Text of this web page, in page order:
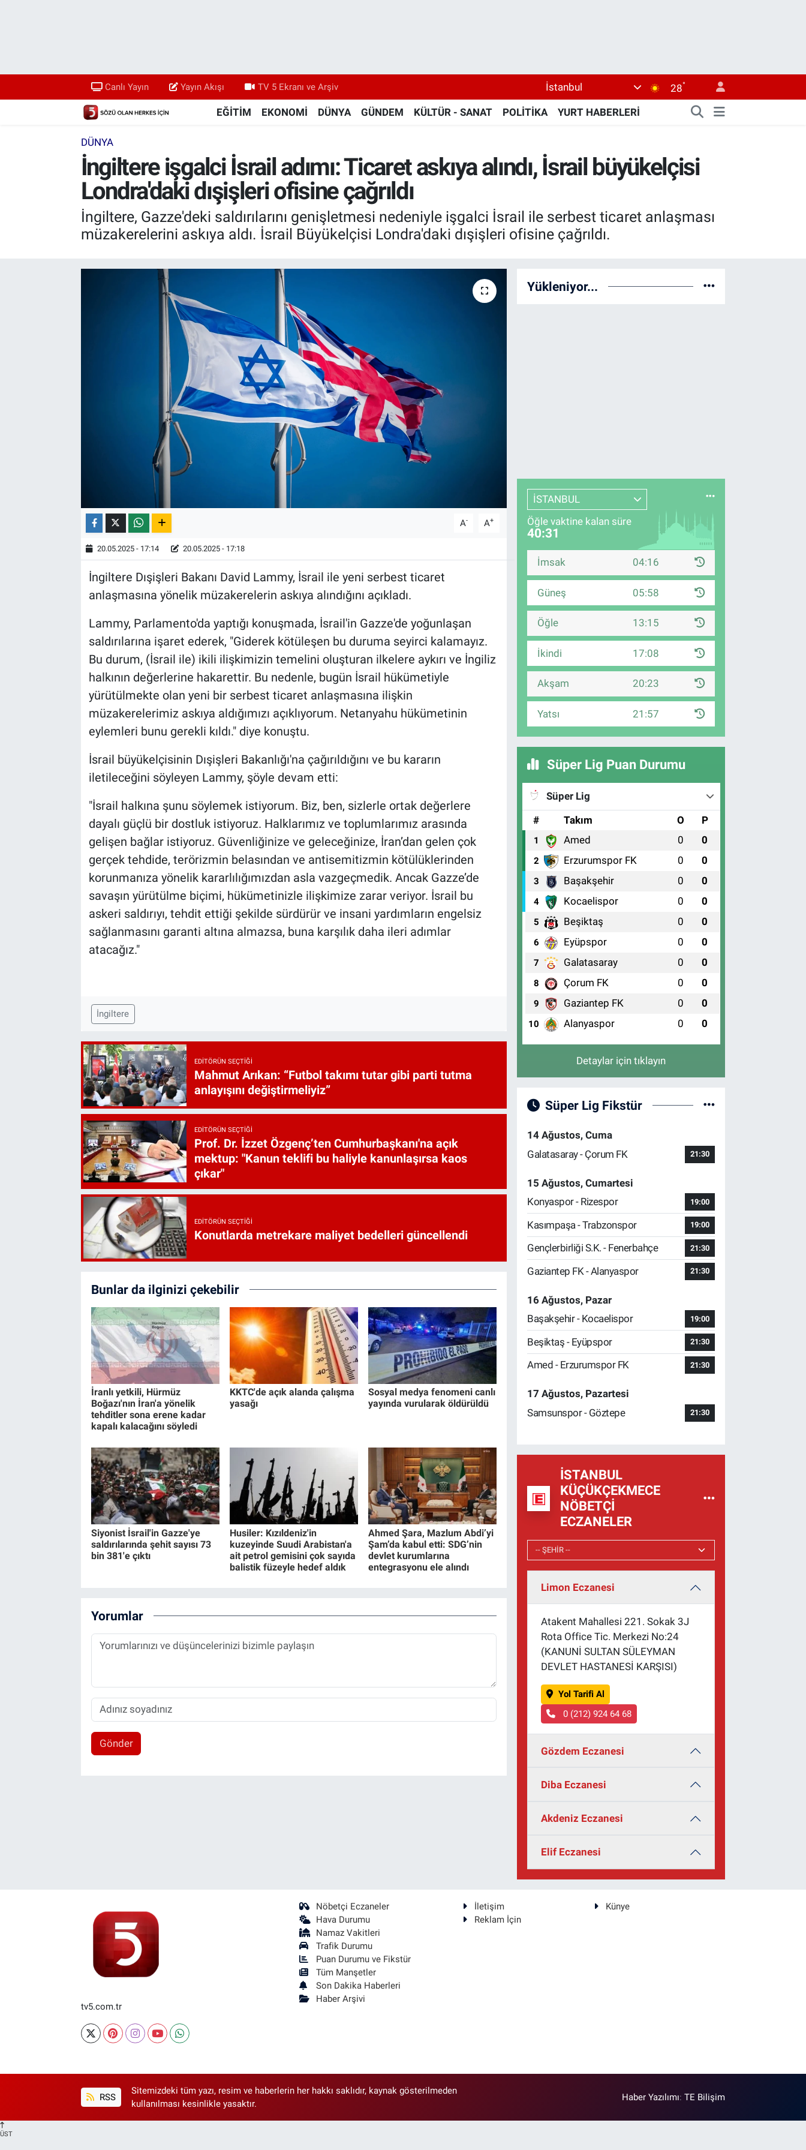
Canlı Yayın Yayın Akışı TV 5 Ekranı ve Arşiv İstanbul 28°
EĞİTİM EKONOMİ DÜNYA GÜNDEM KÜLTÜR - SANAT POLİTİKA YURT HABERLERİ
DÜNYA
İngiltere işgalci İsrail adımı: Ticaret askıya alındı, İsrail büyükelçisi
Londra'daki dışişleri ofisine çağrıldı
İngiltere, Gazze'deki saldırılarını genişletmesi nedeniyle işgalci İsrail ile serbest ticaret anlaşması
müzakerelerini askıya aldı. İsrail Büyükelçisi Londra'daki dışişleri ofisine çağrıldı.
A- A+
20.05.2025 - 17:14 20.05.2025 - 17:18
İngiltere Dışişleri Bakanı David Lammy, İsrail ile yeni serbest ticaret
anlaşmasına yönelik müzakerelerin askıya alındığını açıkladı.
Lammy, Parlamento'da yaptığı konuşmada, İsrail'in Gazze'de yoğunlaşan
saldırılarına işaret ederek, "Giderek kötüleşen bu duruma seyirci kalamayız.
Bu durum, (İsrail ile) ikili ilişkimizin temelini oluşturan ilkelere aykırı ve İngiliz
halkının değerlerine hakarettir. Bu nedenle, bugün İsrail hükümetiyle
yürütülmekte olan yeni bir serbest ticaret anlaşmasına ilişkin
müzakerelerimiz askıya aldığımızı açıklıyorum. Netanyahu hükümetinin
eylemleri bunu gerekli kıldı." diye konuştu.
İsrail büyükelçisinin Dışişleri Bakanlığı'na çağırıldığını ve bu kararın
iletileceğini söyleyen Lammy, şöyle devam etti:
"İsrail halkına şunu söylemek istiyorum. Biz, ben, sizlerle ortak değerlere
dayalı güçlü bir dostluk istiyoruz. Halklarımız ve toplumlarımız arasında
gelişen bağlar istiyoruz. Güvenliğinize ve geleceğinize, İran’dan gelen çok
gerçek tehdide, terörizmin belasından ve antisemitizmin kötülüklerinden
korunmanıza yönelik kararlılığımızdan asla vazgeçmedik. Ancak Gazze’de
savaşın yürütülme biçimi, hükümetinizle ilişkimize zarar veriyor. İsrail bu
askeri saldırıyı, tehdit ettiği şekilde sürdürür ve insani yardımların engelsiz
sağlanmasını garanti altına almazsa, buna karşılık daha ileri adımlar
atacağız."
İngiltere
EDITÖRÜN SEÇTIĞI
Mahmut Arıkan: “Futbol takımı tutar gibi parti tutma
anlayışını değiştirmeliyiz”
EDITÖRÜN SEÇTIĞI
Prof. Dr. İzzet Özgenç’ten Cumhurbaşkanı'na açık
mektup: "Kanun teklifi bu haliyle kanunlaşırsa kaos
çıkar"
EDITÖRÜN SEÇTIĞI
Konutlarda metrekare maliyet bedelleri güncellendi
Bunlar da ilginizi çekebilir
İranlı yetkili, Hürmüz
Boğazı'nın İran'a yönelik
tehditler sona erene kadar
kapalı kalacağını söyledi
KKTC'de açık alanda çalışma
yasağı
Sosyal medya fenomeni canlı
yayında vurularak öldürüldü
Siyonist İsrail'in Gazze'ye
saldırılarında şehit sayısı 73
bin 381'e çıktı
Husiler: Kızıldeniz'in
kuzeyinde Suudi Arabistan'a
ait petrol gemisini çok sayıda
balistik füzeyle hedef aldık
Ahmed Şara, Mazlum Abdi’yi
Şam’da kabul etti: SDG’nin
devlet kurumlarına
entegrasyonu ele alındı
Yorumlar
Gönder
Yükleniyor...
İSTANBUL
Öğle vaktine kalan süre
40:30
İmsak 04:16
Güneş 05:58
Öğle 13:15
İkindi 17:08
Akşam 20:23
Yatsı 21:57
Süper Lig Puan Durumu
Süper Lig
#
Takım O P
1 Amed 0 0
2 Erzurumspor FK 0 0
3 Başakşehir 0 0
4 Kocaelispor 0 0
5 Beşiktaş 0 0
6 Eyüpspor 0 0
7 Galatasaray 0 0
8 Çorum FK 0 0
9 Gaziantep FK 0 0
10 Alanyaspor 0 0
Detaylar için tıklayın
Süper Lig Fikstür
14 Ağustos, Cuma
Galatasaray - Çorum FK
21:30
15 Ağustos, Cumartesi
Konyaspor - Rizespor
19:00
Kasımpaşa - Trabzonspor 19:00
Gençlerbirliği S.K. - Fenerbahçe 21:30
Gaziantep FK - Alanyaspor 21:30
16 Ağustos, Pazar
Başakşehir - Kocaelispor
19:00
Beşiktaş - Eyüpspor 21:30
Amed - Erzurumspor FK 21:30
17 Ağustos, Pazartesi
Samsunspor - Göztepe
21:30
İSTANBUL
KÜÇÜKÇEKMECE
NÖBETÇI
ECZANELER
Limon Eczanesi
Atakent Mahallesi 221. Sokak 3J
Rota Office Tic. Merkezi No:24
(KANUNİ SULTAN SÜLEYMAN
DEVLET HASTANESİ KARŞISI)
Yol Tarifi Al
0 (212) 924 64 68
Gözdem Eczanesi
Diba Eczanesi
Akdeniz Eczanesi
Elif Eczanesi
tv5.com.tr
Nöbetçi Eczaneler
Hava Durumu
Namaz Vakitleri
Trafik Durumu
Puan Durumu ve Fikstür
Tüm Manşetler
Son Dakika Haberleri
Haber Arşivi
İletişim
Künye
Reklam İçin
RSS
Sitemizdeki tüm yazı, resim ve haberlerin her hakkı saklıdır, kaynak gösterilmeden
kullanılması kesinlikle yasaktır.
Haber Yazılımı:TE Bilişim
ÜST
Yayın Akışı
TV 5 Ekranı ve Arşiv